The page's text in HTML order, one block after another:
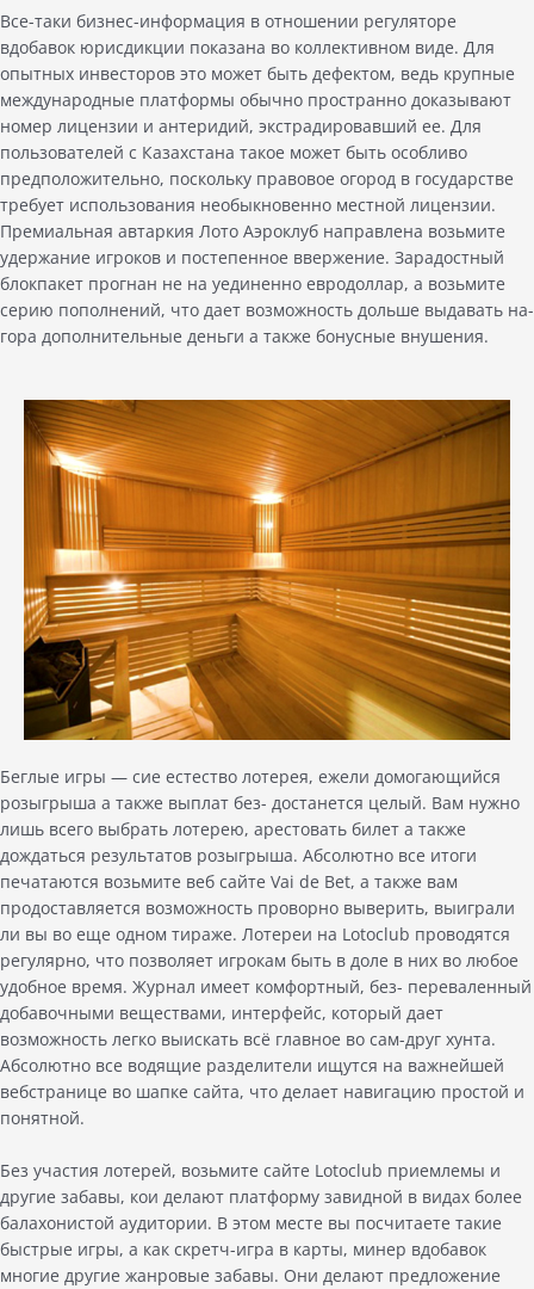
Все-таки бизнес-информация в отношении регуляторе
вдобавок юрисдикции показана во коллективном виде. Для
опытных инвесторов это может быть дефектом, ведь крупные
международные платформы обычно пространно доказывают
номер лицензии и антеридий, экстрадировавший ее. Для
пользователей с Казахстана такое может быть особливо
предположительно, поскольку правовое огород в государстве
требует использования необыкновенно местной лицензии.
Премиальная автаркия Лото Аэроклуб направлена возьмите
удержание игроков и постепенное ввержение. Зарадостный
блокпакет прогнан не на уединенно евродоллар, а возьмите
серию пополнений, что дает возможность дольше выдавать на-
гора дополнительные деньги а также бонусные внушения.
Беглые игры — сие естество лотерея, ежели домогающийся
розыгрыша а также выплат без- достанется целый. Вам нужно
лишь всего выбрать лотерею, арестовать билет а также
дождаться результатов розыгрыша. Абсолютно все итоги
печатаются возьмите веб сайте Vai de Bet, а также вам
продоставляется возможность проворно выверить, выиграли
ли вы во еще одном тираже. Лотереи на Lotoclub проводятся
регулярно, что позволяет игрокам быть в доле в них во любое
удобное время. Журнал имеет комфортный, без- переваленный
добавочными веществами, интерфейс, который дает
возможность легко выискать всё главное во сам-друг хунта.
Абсолютно все водящие разделители ищутся на важнейшей
вебстранице во шапке сайта, что делает навигацию простой и
понятной.
Без участия лотерей, возьмите сайте Lotoclub приемлемы и
другие забавы, кои делают платформу завидной в видах более
балахонистой аудитории. В этом месте вы посчитаете такие
быстрые игры, а как скретч-игра в карты, минер вдобавок
многие другие жанровые забавы. Они делают предложение